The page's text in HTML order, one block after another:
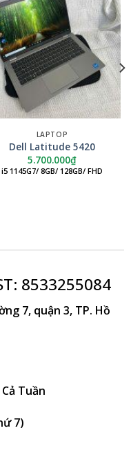
LAPTOP
Dell Latitude 5420
5.700.000₫
i5 1145G7/ 8GB/ 128GB/ FHD
8533255084
7, quận 3, TP. Hồ
Tuần
7)